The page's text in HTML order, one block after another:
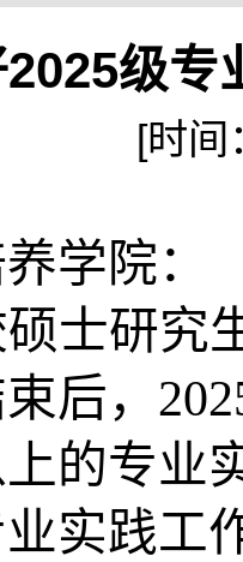
级专
[时间
学院：
士研究
后，
的专业
实践工